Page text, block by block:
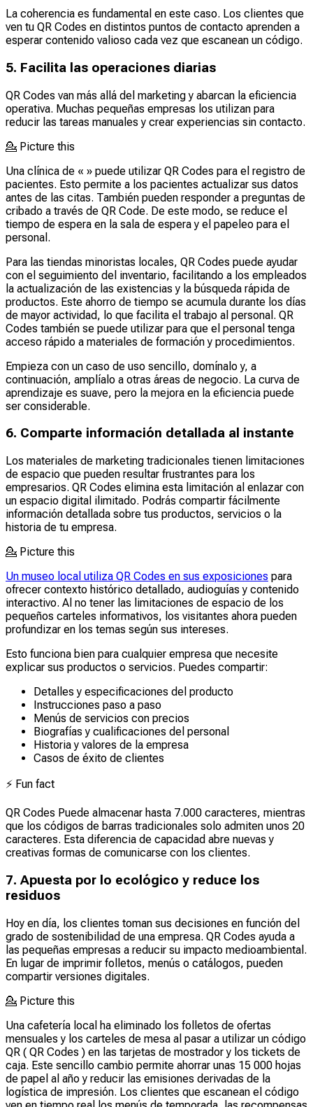
La coherencia es fundamental en este caso. Los clientes que
ven tu QR Codes en distintos puntos de contacto aprenden a
esperar contenido valioso cada vez que escanean un código.
5. Facilita las operaciones diarias
QR Codes van más allá del marketing y abarcan la eficiencia
operativa. Muchas pequeñas empresas los utilizan para
reducir las tareas manuales y crear experiencias sin contacto.
💁 Picture this
Una clínica de « » puede utilizar QR Codes para el registro de
pacientes. Esto permite a los pacientes actualizar sus datos
antes de las citas. También pueden responder a preguntas de
cribado a través de QR Code. De este modo, se reduce el
tiempo de espera en la sala de espera y el papeleo para el
personal.
Para las tiendas minoristas locales, QR Codes puede ayudar
con el seguimiento del inventario, facilitando a los empleados
la actualización de las existencias y la búsqueda rápida de
productos. Este ahorro de tiempo se acumula durante los días
de mayor actividad, lo que facilita el trabajo al personal. QR
Codes también se puede utilizar para que el personal tenga
acceso rápido a materiales de formación y procedimientos.
Empieza con un caso de uso sencillo, domínalo y, a
continuación, amplíalo a otras áreas de negocio. La curva de
aprendizaje es suave, pero la mejora en la eficiencia puede
ser considerable.
6. Comparte información detallada al instante
Los materiales de marketing tradicionales tienen limitaciones
de espacio que pueden resultar frustrantes para los
empresarios. QR Codes elimina esta limitación al enlazar con
un espacio digital ilimitado. Podrás compartir fácilmente
información detallada sobre tus productos, servicios o la
historia de tu empresa.
💁 Picture this
Un museo local utiliza QR Codes en sus exposiciones para
ofrecer contexto histórico detallado, audioguías y contenido
interactivo. Al no tener las limitaciones de espacio de los
pequeños carteles informativos, los visitantes ahora pueden
profundizar en los temas según sus intereses.
Esto funciona bien para cualquier empresa que necesite
explicar sus productos o servicios. Puedes compartir:
Detalles y especificaciones del producto
Instrucciones paso a paso
Menús de servicios con precios
Biografías y cualificaciones del personal
Historia y valores de la empresa
Casos de éxito de clientes
⚡ Fun fact
QR Codes Puede almacenar hasta 7.000 caracteres, mientras
que los códigos de barras tradicionales solo admiten unos 20
caracteres. Esta diferencia de capacidad abre nuevas y
creativas formas de comunicarse con los clientes.
7. Apuesta por lo ecológico y reduce los
residuos
Hoy en día, los clientes toman sus decisiones en función del
grado de sostenibilidad de una empresa. QR Codes ayuda a
las pequeñas empresas a reducir su impacto medioambiental.
En lugar de imprimir folletos, menús o catálogos, pueden
compartir versiones digitales.
💁 Picture this
Una cafetería local ha eliminado los folletos de ofertas
mensuales y los carteles de mesa al pasar a utilizar un código
QR ( QR Codes ) en las tarjetas de mostrador y los tickets de
caja. Este sencillo cambio permite ahorrar unas 15 000 hojas
de papel al año y reducir las emisiones derivadas de la
logística de impresión. Los clientes que escanean el código